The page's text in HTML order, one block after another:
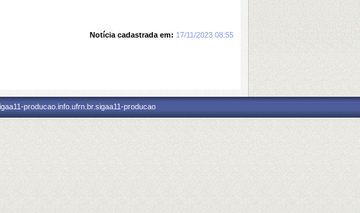
Notícia cadastrada em: 17/11/2023 08:55
producao.info.ufrn.br.sigaa11-producao